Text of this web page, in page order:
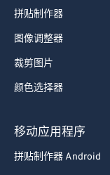
拼贴制作器
图像调整器
裁剪图片
颜色选择器
移动应用程序
拼贴制作器 Android